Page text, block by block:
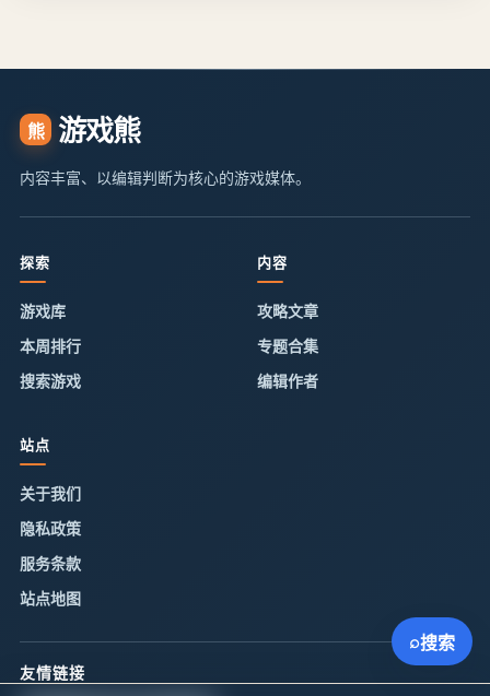
熊 游戏熊
内容丰富、以编辑判断为核心的游戏媒体。
探索
游戏库
本周排行
搜索游戏
内容
攻略文章
专题合集
编辑作者
站点
关于我们
隐私政策
服务条款
站点地图
友情链接
⌕搜索